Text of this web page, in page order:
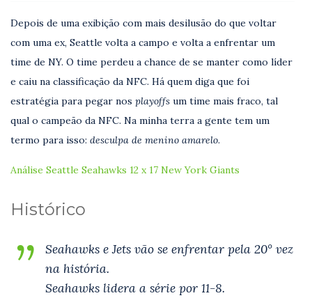
Depois de uma exibição com mais desilusão do que voltar
com uma ex, Seattle volta a campo e volta a enfrentar um
time de NY. O time perdeu a chance de se manter como líder
e caiu na classificação da NFC. Há quem diga que foi
estratégia para pegar nos playoffs um time mais fraco, tal
qual o campeão da NFC. Na minha terra a gente tem um
termo para isso: desculpa de menino amarelo.
Análise Seattle Seahawks 12 x 17 New York Giants
Histórico
Seahawks e Jets vão se enfrentar pela 20° vez
na história.
Seahawks lidera a série por 11-8.